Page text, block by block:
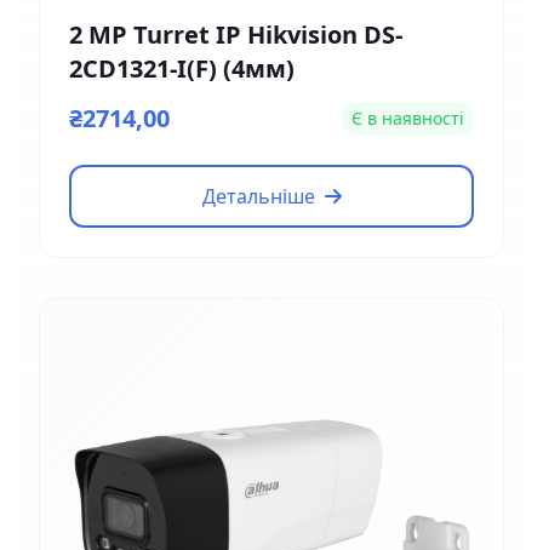
2 MP Turret IP Hikvision DS-
2CD1321-I(F) (4мм)
₴2714,00
Є в наявності
Детальніше